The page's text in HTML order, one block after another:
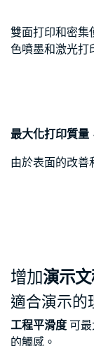
雙面打印和密集
色噴墨和激光打
最大化打印質量
由於表面的改善
增加演示
適合演示的
工程平滑度可最
的觸感。